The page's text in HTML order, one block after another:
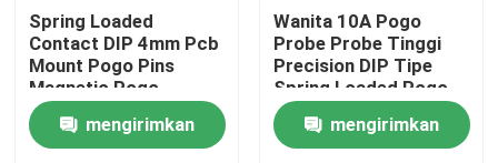
Kontrol kualitas
Hubungi kami
Berita
Spring Loaded
Contact DIP 4mm Pcb
Mount Pogo Pins
Magnetic Pogo
Connector
mengirimkan
Wanita 10A Pogo
Probe Probe Tinggi
Precision DIP Tipe
Spring Loaded Pogo
Pin
mengirimkan